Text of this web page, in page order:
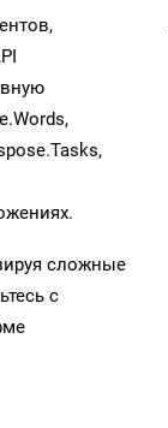
сложные
с